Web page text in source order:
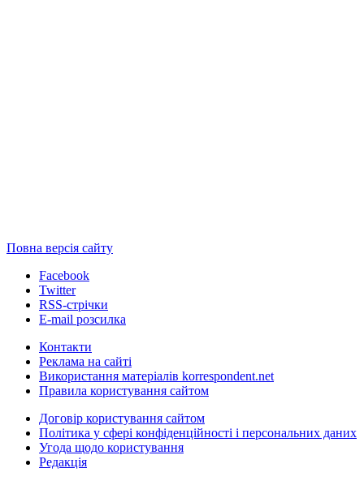
Повна версія сайту
Facebook
Twitter
RSS-стрічки
E-mail розсилка
Контакти
Реклама на сайті
Використання матеріалів korrespondent.net
Правила користування сайтом
Договір користування сайтом
Політика у сфері конфіденційності і персональних даних
Угода щодо користування
Редакція